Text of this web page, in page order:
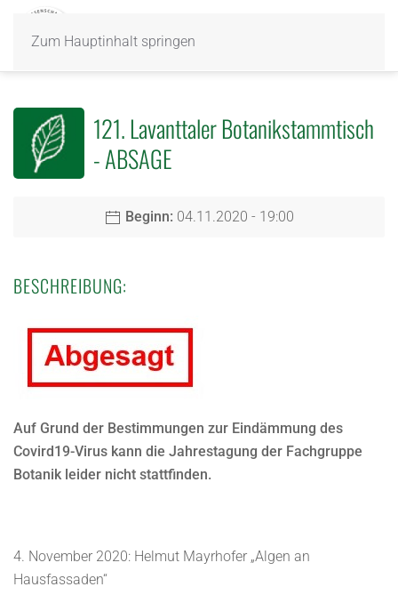
Zum Hauptinhalt springen
121. Lavanttaler Botanikstammtisch
- ABSAGE
Beginn: 04.11.2020 - 19:00
BESCHREIBUNG:
Auf Grund der Bestimmungen zur Eindämmung des
Covird19-Virus kann die Jahrestagung der Fachgruppe
Botanik leider nicht stattfinden.
4. November 2020: Helmut Mayrhofer „Algen an
Hausfassaden“